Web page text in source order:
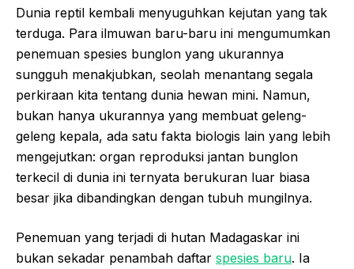
Dunia reptil kembali menyuguhkan kejutan yang tak
terduga. Para ilmuwan baru-baru ini mengumumkan
penemuan spesies bunglon yang ukurannya
sungguh menakjubkan, seolah menantang segala
perkiraan kita tentang dunia hewan mini. Namun,
bukan hanya ukurannya yang membuat geleng-
geleng kepala, ada satu fakta biologis lain yang lebih
mengejutkan: organ reproduksi jantan bunglon
terkecil di dunia ini ternyata berukuran luar biasa
besar jika dibandingkan dengan tubuh mungilnya.
Penemuan yang terjadi di hutan Madagaskar ini
bukan sekadar penambah daftar spesies baru. Ia